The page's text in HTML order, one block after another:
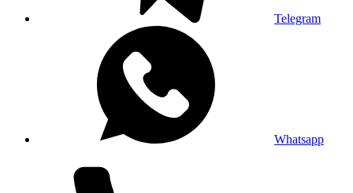
Telegram
Whatsapp